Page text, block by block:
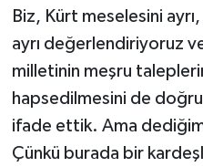
Biz, Kürt meselesini
ayrı değerlendiriyoruz
milletinin meşru
hapsedilmesini de doğru
ifade ettik. Ama
Çünkü burada bir